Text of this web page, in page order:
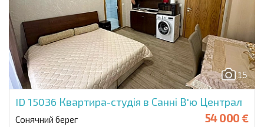
15
ID 15036 Квартира-студія в Санні В'ю Централ
Сонячний берег 54 000 €